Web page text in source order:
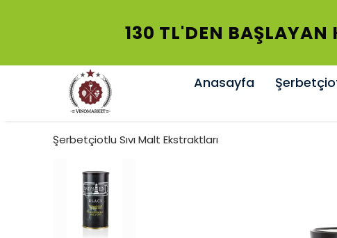
130 TL'DEN BAŞLAYAN
Anasayfa
Şerbetçiotlu Sıvı Malt Ekstraktları